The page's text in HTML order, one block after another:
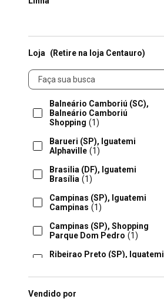
Loja (Retire na loja Centauro)
Loja
Balneário Camboriú (SC),
Balneário Camboriú
Shopping (1)
Barueri (SP), Iguatemi
Alphaville (1)
Brasilia (DF), Iguatemi
Brasília (1)
Campinas (SP), Iguatemi
Campinas (1)
Campinas (SP), Shopping
Parque Dom Pedro (1)
Ribeirao Preto (SP), Iguatemi
Rio Sul
Vendido por